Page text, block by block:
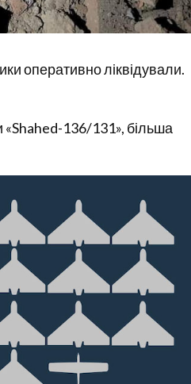
оперативно ліквідували.
«Shahed-136/131», більша